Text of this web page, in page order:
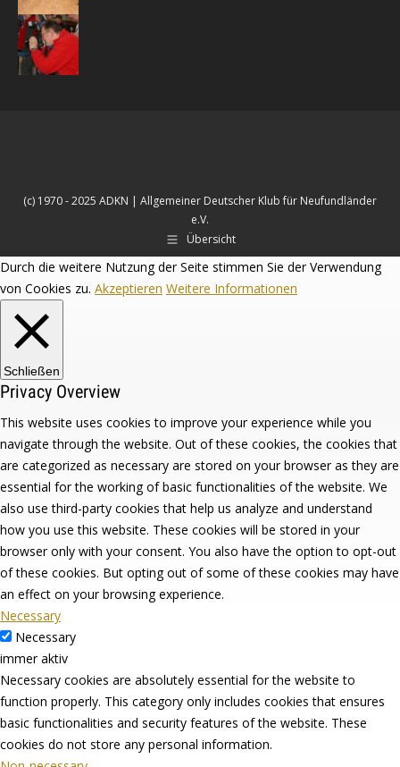
(c) 1970 - 2025 ADKN | Allgemeiner Deutscher Klub für Neufundländer
e.V.
Übersicht
Durch die weitere Nutzung der Seite stimmen Sie der Verwendung
von Cookies zu. Akzeptieren Weitere Informationen
Schließen
Privacy Overview
This website uses cookies to improve your experience while you
navigate through the website. Out of these cookies, the cookies that
are categorized as necessary are stored on your browser as they are
essential for the working of basic functionalities of the website. We
also use third-party cookies that help us analyze and understand
how you use this website. These cookies will be stored in your
browser only with your consent. You also have the option to opt-out
of these cookies. But opting out of some of these cookies may have
an effect on your browsing experience.
Necessary
Necessary
immer aktiv
Necessary cookies are absolutely essential for the website to
function properly. This category only includes cookies that ensures
basic functionalities and security features of the website. These
cookies do not store any personal information.